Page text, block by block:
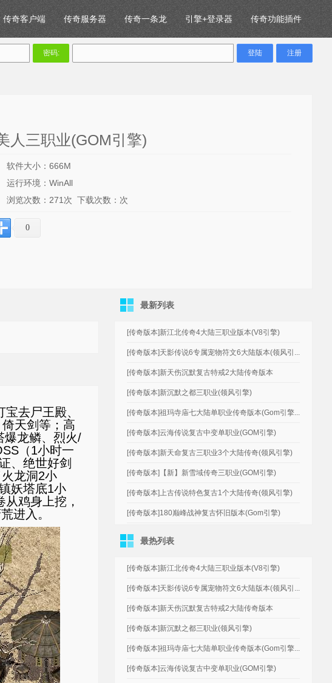
传奇客户端 传奇服务器 传奇一条龙 引擎+登录器 传奇功能插件
密码:
人三职业(GOM引擎)
软件大小：666M
运行环境：WinAll
浏览次数： 271次 下载次数：次
0
去尸王殿、
天剑等；高
爆龙鳞、烈火/
（1小时一
、绝世好剑
龙洞2小
妖塔底1小
鸡身上挖，
进入。
最新列表
[传奇版本]新江北传奇4大陆三职业版本(V8引擎)
[传奇版本]天影传说6专属宠物符文6大陆版本(领风引...
[传奇版本]新天伤沉默复古特戒2大陆传奇版本
[传奇版本]新沉默之都三职业(领风引擎)
[传奇版本]祖玛寺庙七大陆单职业传奇版本(Gom引擎...
[传奇版本]云海传说复古中变单职业(GOM引擎)
[传奇版本]新天命复古三职业3个大陆传奇(领风引擎)
[传奇版本]【新】新雪域传奇三职业(GOM引擎)
[传奇版本]上古传说特色复古1个大陆传奇(领风引擎)
[传奇版本]180巅峰战神复古怀旧版本(Gom引擎)
最热列表
[传奇版本]新江北传奇4大陆三职业版本(V8引擎)
[传奇版本]天影传说6专属宠物符文6大陆版本(领风引...
[传奇版本]新天伤沉默复古特戒2大陆传奇版本
[传奇版本]新沉默之都三职业(领风引擎)
[传奇版本]祖玛寺庙七大陆单职业传奇版本(Gom引擎...
[传奇版本]云海传说复古中变单职业(GOM引擎)